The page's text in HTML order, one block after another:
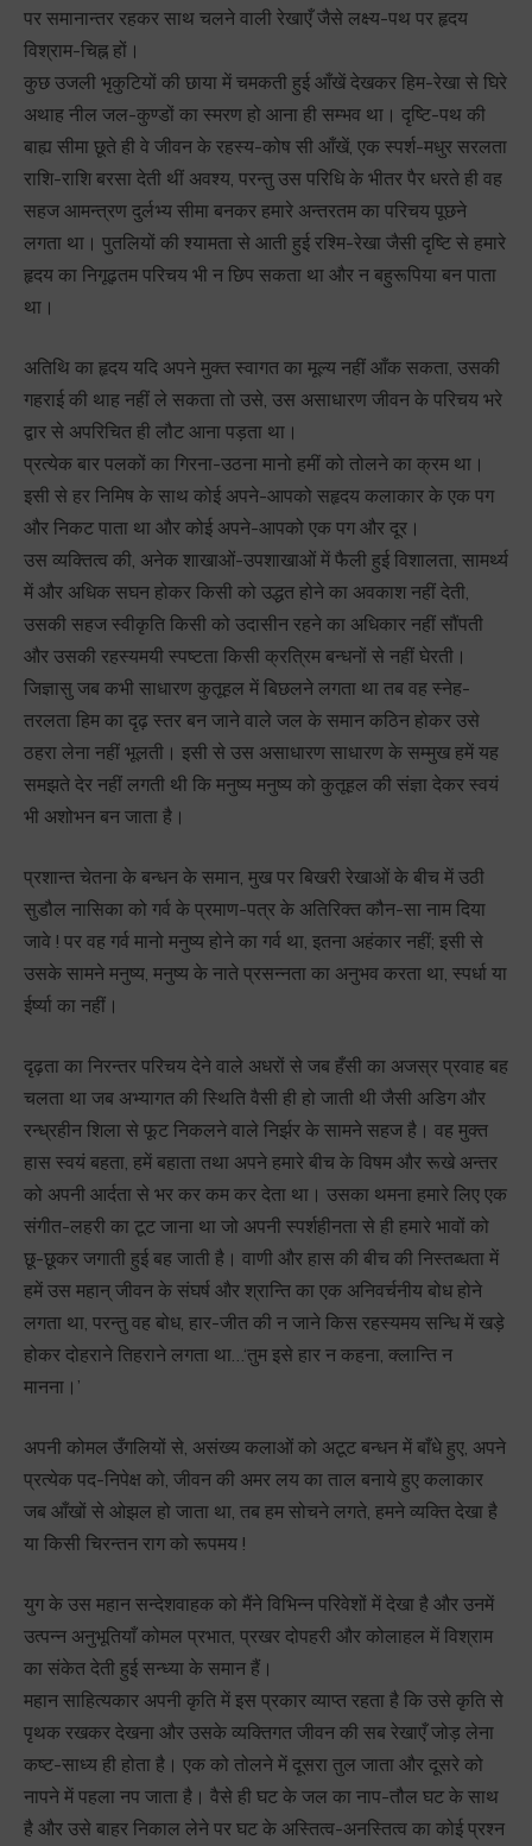
पर समानान्तर रहकर साथ चलने वाली रेखाएँ जैसे लक्ष्य-पथ पर हृदय
विश्राम-चिह्न हों।
कुछ उजली भृकुटियों की छाया में चमकती हुई आँखें देखकर हिम-रेखा से घिरे
अथाह नील जल-कुण्डों का स्मरण हो आना ही सम्भव था। दृष्टि-पथ की
बाह्य सीमा छूते ही वे जीवन के रहस्य-कोष सी आँखें, एक स्पर्श-मधुर सरलता
राशि-राशि बरसा देती थीं अवश्य, परन्तु उस परिधि के भीतर पैर धरते ही वह
सहज आमन्त्रण दुर्लभ्य सीमा बनकर हमारे अन्तरतम का परिचय पूछने
लगता था। पुतलियों की श्यामता से आती हुई रश्मि-रेखा जैसी दृष्टि से हमारे
हृदय का निगूढ़तम परिचय भी न छिप सकता था और न बहुरूपिया बन पाता
था।
अतिथि का हृदय यदि अपने मुक्त स्वागत का मूल्य नहीं आँक सकता, उसकी
गहराई की थाह नहीं ले सकता तो उसे, उस असाधारण जीवन के परिचय भरे
द्वार से अपरिचित ही लौट आना पड़ता था।
प्रत्येक बार पलकों का गिरना-उठना मानो हमीं को तोलने का क्रम था।
इसी से हर निमिष के साथ कोई अपने-आपको सहृदय कलाकार के एक पग
और निकट पाता था और कोई अपने-आपको एक पग और दूर।
उस व्यक्तित्व की, अनेक शाखाओं-उपशाखाओं में फैली हुई विशालता, सामर्थ्य
में और अधिक सघन होकर किसी को उद्धत होने का अवकाश नहीं देती,
उसकी सहज स्वीकृति किसी को उदासीन रहने का अधिकार नहीं सौंपती
और उसकी रहस्यमयी स्पष्टता किसी क्रत्रिम बन्धनों से नहीं घेरती।
जिज्ञासु जब कभी साधारण कुतूहल में बिछलने लगता था तब वह स्नेह-
तरलता हिम का दृढ़ स्तर बन जाने वाले जल के समान कठिन होकर उसे
ठहरा लेना नहीं भूलती। इसी से उस असाधारण साधारण के सम्मुख हमें यह
समझते देर नहीं लगती थी कि मनुष्य मनुष्य को कुतूहल की संज्ञा देकर स्वयं
भी अशोभन बन जाता है।
प्रशान्त चेतना के बन्धन के समान, मुख पर बिखरी रेखाओं के बीच में उठी
सुडौल नासिका को गर्व के प्रमाण-पत्र के अतिरिक्त कौन-सा नाम दिया
जावे ! पर वह गर्व मानो मनुष्य होने का गर्व था, इतना अहंकार नहीं; इसी से
उसके सामने मनुष्य, मनुष्य के नाते प्रसन्नता का अनुभव करता था, स्पर्धा या
ईर्ष्या का नहीं।
दृढ़ता का निरन्तर परिचय देने वाले अधरों से जब हँसी का अजस्र प्रवाह बह
चलता था जब अभ्यागत की स्थिति वैसी ही हो जाती थी जैसी अडिग और
रन्ध्रहीन शिला से फूट निकलने वाले निर्झर के सामने सहज है। वह मुक्त
हास स्वयं बहता, हमें बहाता तथा अपने हमारे बीच के विषम और रूखे अन्तर
को अपनी आर्दता से भर कर कम कर देता था। उसका थमना हमारे लिए एक
संगीत-लहरी का टूट जाना था जो अपनी स्पर्शहीनता से ही हमारे भावों को
छू-छूकर जगाती हुई बह जाती है। वाणी और हास की बीच की निस्तब्धता में
हमें उस महान् जीवन के संघर्ष और श्रान्ति का एक अनिवर्चनीय बोध होने
लगता था, परन्तु वह बोध, हार-जीत की न जाने किस रहस्यमय सन्धि में खड़े
होकर दोहराने तिहराने लगता था…‘तुम इसे हार न कहना, क्लान्ति न
मानना।’
अपनी कोमल उँगलियों से, असंख्य कलाओं को अटूट बन्धन में बाँधे हुए, अपने
प्रत्येक पद-निपेक्ष को, जीवन की अमर लय का ताल बनाये हुए कलाकार
जब आँखों से ओझल हो जाता था, तब हम सोचने लगते, हमने व्यक्ति देखा है
या किसी चिरन्तन राग को रूपमय !
युग के उस महान सन्देशवाहक को मैंने विभिन्न परिवेशों में देखा है और उनमें
उत्पन्न अनुभूतियाँ कोमल प्रभात, प्रखर दोपहरी और कोलाहल में विश्राम
का संकेत देती हुई सन्ध्या के समान हैं।
महान साहित्यकार अपनी कृति में इस प्रकार व्याप्त रहता है कि उसे कृति से
पृथक रखकर देखना और उसके व्यक्तिगत जीवन की सब रेखाएँ जोड़ लेना
कष्ट-साध्य ही होता है। एक को तोलने में दूसरा तुल जाता और दूसरे को
नापने में पहला नप जाता है। वैसे ही घट के जल का नाप-तौल घट के साथ
है और उसे बाहर निकाल लेने पर घट के अस्तित्व-अनस्तित्व का कोई प्रश्न